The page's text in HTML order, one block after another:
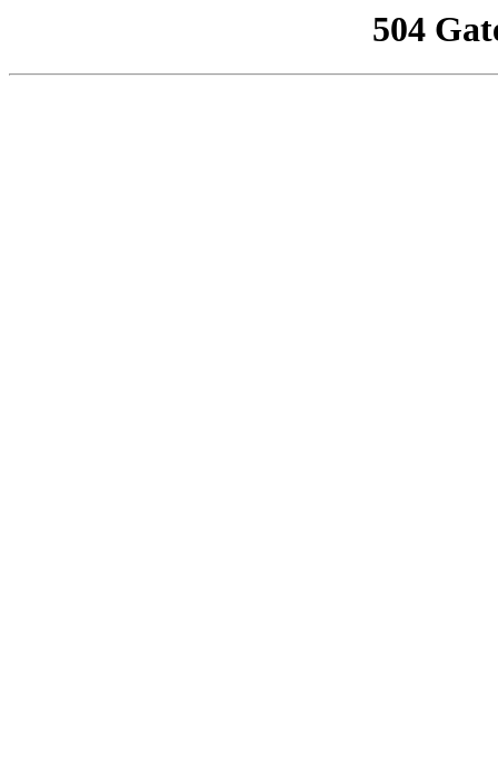
504